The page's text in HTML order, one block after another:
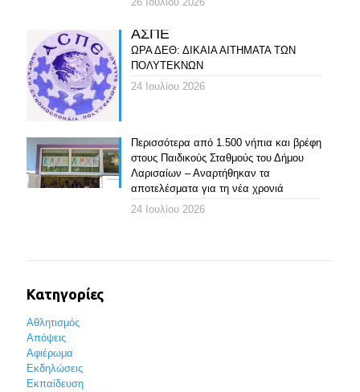
ΑΣΠΕ
ΩΡΑ ΔΕΘ: ΔΙΚΑΙΑ ΑΙΤΗΜΑΤΑ ΤΩΝ
ΠΟΛΥΤΕΚΝΩΝ
24 Ιουλίου 2026
Περισσότερα από 1.500 νήπια και βρέφη
στους Παιδικούς Σταθμούς του Δήμου
Λαρισαίων – Αναρτήθηκαν τα
αποτελέσματα για τη νέα χρονιά
24 Ιουλίου 2026
Κατηγορίες
Αθλητισμός
Απόψεις
Αφιέρωμα
Εκδηλώσεις
Εκπαίδευση